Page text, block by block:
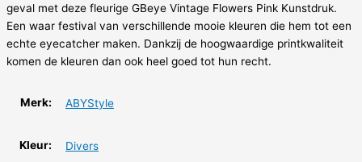
geval met deze fleurige GBeye Vintage Flowers Pink Kunstdruk.
Een waar festival van verschillende mooie kleuren die hem tot een
echte eyecatcher maken. Dankzij de hoogwaardige printkwaliteit
komen de kleuren dan ook heel goed tot hun recht.
Merk: ABYStyle
Kleur: Divers